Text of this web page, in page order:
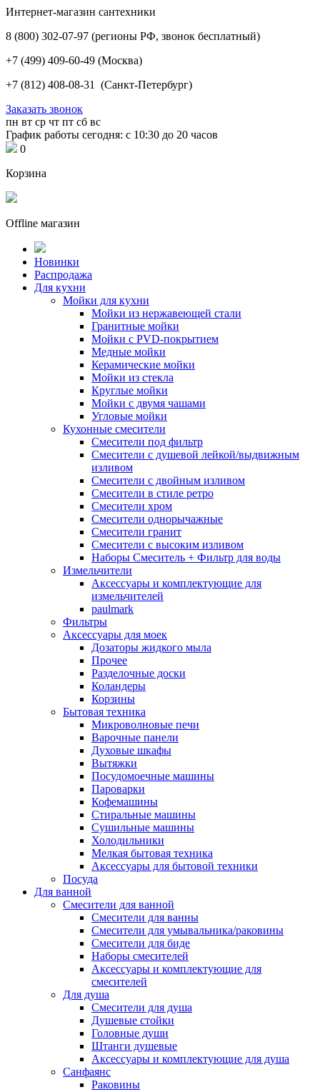
Интернет-магазин сантехники
8 (800) 302-07-97 (регионы РФ, звонок бесплатный)
+7 (499) 409-60-49 (Москва)
+7 (812) 408-08-31 (Санкт-Петербург)
Заказать звонок
пн вт ср чт пт сб вс
График работы сегодня: с 10:30 до 20 часов
0
Корзина
Offline магазин
Новинки
Распродажа
Для кухни
Мойки для кухни
Мойки из нержавеющей стали
Гранитные мойки
Мойки с PVD-покрытием
Медные мойки
Керамические мойки
Мойки из стекла
Круглые мойки
Мойки с двумя чашами
Угловые мойки
Кухонные смесители
Смесители под фильтр
Смесители с душевой лейкой/выдвижным
изливом
Смесители с двойным изливом
Смесители в стиле ретро
Смесители хром
Смесители однорычажные
Смесители гранит
Смесители с высоким изливом
Наборы Смеситель + Фильтр для воды
Измельчители
Аксессуары и комплектующие для
измельчителей
paulmark
Фильтры
Аксессуары для моек
Дозаторы жидкого мыла
Прочее
Разделочные доски
Коландеры
Корзины
Бытовая техника
Микроволновые печи
Варочные панели
Духовые шкафы
Вытяжки
Посудомоечные машины
Пароварки
Кофемашины
Стиральные машины
Сушильные машины
Холодильники
Мелкая бытовая техника
Аксессуары для бытовой техники
Посуда
Для ванной
Смесители для ванной
Смесители для ванны
Смесители для умывальника/раковины
Смесители для биде
Наборы смесителей
Аксессуары и комплектующие для
смесителей
Для душа
Смесители для душа
Душевые стойки
Головные души
Штанги душевые
Аксессуары и комплектующие для душа
Санфаянс
Раковины